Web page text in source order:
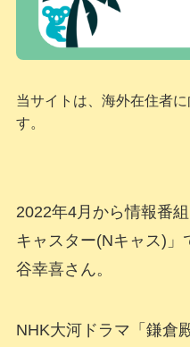
当サイトは、海外在住者
す。
2022年4月から情報番
キャスター(Nキャス)」
谷幸喜さん。
NHK大河ドラマ「鎌倉